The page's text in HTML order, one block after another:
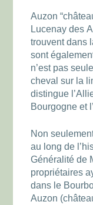
Auzon
Lucenay des
trouvent dans
sont
n’est pas
cheval sur la
distingue
Bourgogne et
Non
au long de
Généralité de
propriétaires
dans le
Auzon